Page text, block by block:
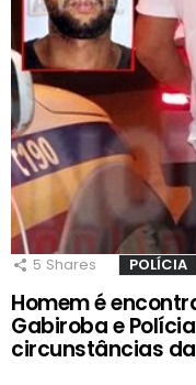
5 Shares POLÍCIA
Homem é
Gabiroba e
circunstâncias